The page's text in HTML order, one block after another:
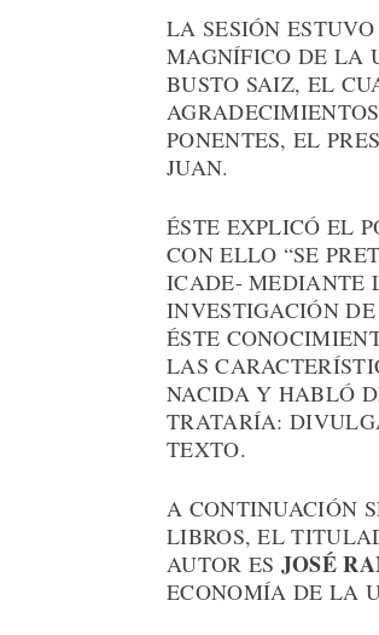
LA SESIÓN
MAGNÍFICO DE LA
BUSTO SAIZ, EL
PONENTES, EL
JUAN.
ÉSTE EXPLICÓ EL
CON ELLO “SE
ICADE- MEDIANTE
INVESTIGACIÓN
ÉSTE
LAS
NACIDA Y HABLÓ
TRATARÍA:
TEXTO.
A CONTINUACIÓN
LIBROS, EL
AUTOR ES JOSÉ
ECONOMÍA DE LA